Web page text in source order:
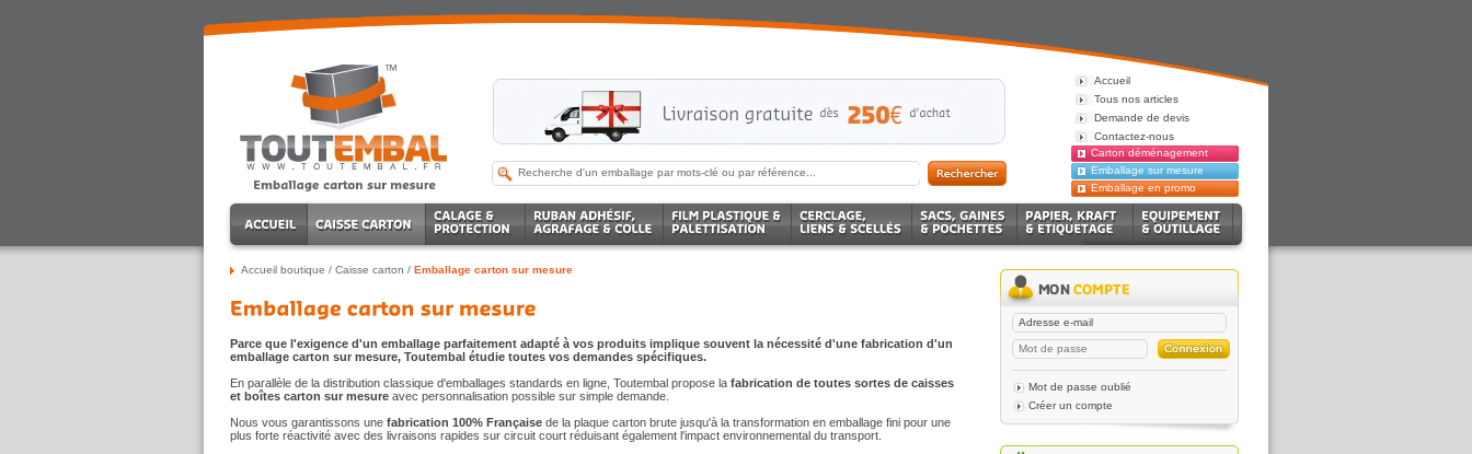
Accueil boutique / Caisse carton / Emballage carton sur mesure
Parce que l'exigence d'un emballage parfaitement adapté à vos produits implique souvent la nécessité d'une fabrication d'un
emballage carton sur mesure, Toutembal étudie toutes vos demandes spécifiques.
En parallèle de la distribution classique d'emballages standards en ligne, Toutembal propose la fabrication de toutes sortes de caisses
et boîtes carton sur mesure avec personnalisation possible sur simple demande.
Nous vous garantissons une fabrication 100% Française de la plaque carton brute jusqu'à la transformation en emballage fini pour une
plus forte réactivité avec des livraisons rapides sur circuit court réduisant également l'impact environnemental du transport.
Mot de passe oublié
Créer un compte
Accueil
Tous nos articles
Demande de devis
Contactez-nous
Carton déménagement
Emballage sur mesure
Emballage en promo